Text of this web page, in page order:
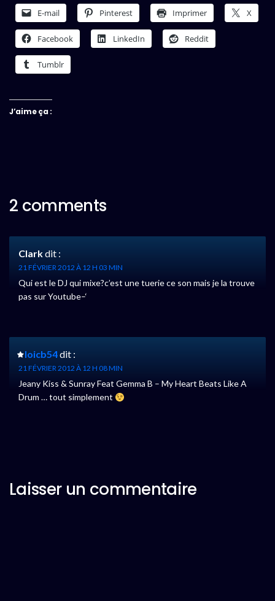
E-mail Pinterest Imprimer X
Facebook LinkedIn Reddit
Tumblr
J’aime ça :
2 comments
Clarkdit :
21 FÉVRIER 2012 À 12 H 03 MIN
Qui est le DJ qui mixe?c’est une tuerie ce son mais je la trouve
pas sur Youtube–‘
loicb54dit :
21 FÉVRIER 2012 À 12 H 08 MIN
Jeany Kiss & Sunray Feat Gemma B – My Heart Beats Like A
Drum … tout simplement
Laisser un commentaire